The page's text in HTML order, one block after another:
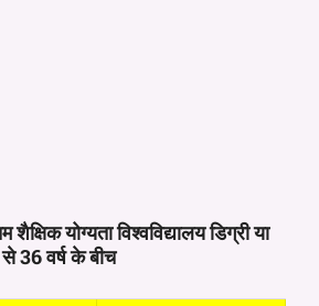
योग्यता विश्वविद्यालय डिग्री या
36 वर्ष के बीच